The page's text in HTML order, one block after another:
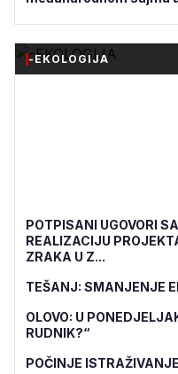
-EKOLOGIJA
POTPISANI UGOVORI
REALIZACIJU
ZRAKA U Z...
TEŠANJ: SMANJENJE
OLOVO: U
RUDNIK?“
POČINJE